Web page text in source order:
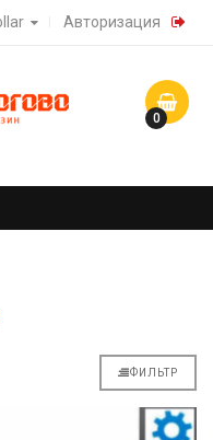
Авторизация
0
ФИЛЬТР